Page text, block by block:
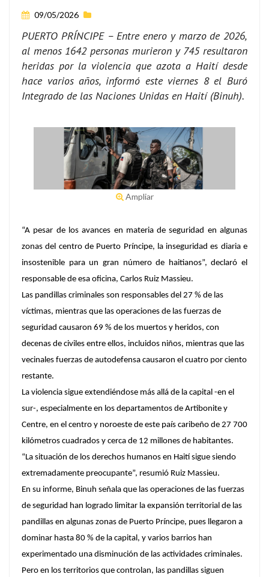
09/05/2026
PUERTO PRÍNCIPE – Entre enero y marzo de 2026,
al menos 1642 personas murieron y 745 resultaron
heridas por la violencia que azota a Haití desde
hace varios años, informó este viernes 8 el Buró
Integrado de las Naciones Unidas en Haití (Binuh).
Ampliar
“A pesar de los avances en materia de seguridad en algunas
zonas del centro de Puerto Príncipe, la inseguridad es diaria e
insostenible para un gran número de haitianos”, declaró el
responsable de esa oficina, Carlos Ruiz Massieu.
Las pandillas criminales son responsables del 27 % de las
víctimas, mientras que las operaciones de las fuerzas de
seguridad causaron 69 % de los muertos y heridos, con
decenas de civiles entre ellos, incluidos niños, mientras que las
vecinales fuerzas de autodefensa causaron el cuatro por ciento
restante.
La violencia sigue extendiéndose más allá de la capital -en el
sur-, especialmente en los departamentos de Artibonite y
Centre, en el centro y noroeste de este país caribeño de 27 700
kilómetros cuadrados y cerca de 12 millones de habitantes.
“La situación de los derechos humanos en Haití sigue siendo
extremadamente preocupante”, resumió Ruiz Massieu.
En su informe, Binuh señala que las operaciones de las fuerzas
de seguridad han logrado limitar la expansión territorial de las
pandillas en algunas zonas de Puerto Príncipe, pues llegaron a
dominar hasta 80 % de la capital, y varios barrios han
experimentado una disminución de las actividades criminales.
Pero en los territorios que controlan, las pandillas siguen